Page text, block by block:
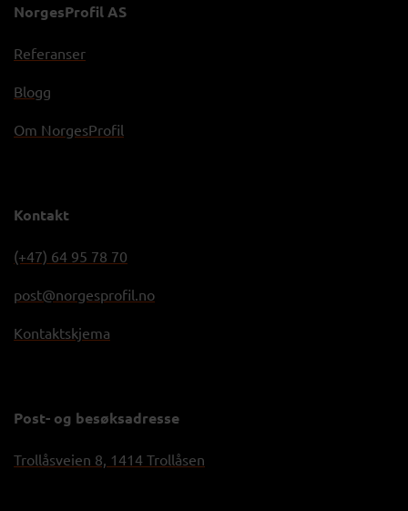
NorgesProfil AS
Referanser
Blogg
Om NorgesProfil
Kontakt
(+47) 64 95 78 70
post@norgesprofil.no
Kontaktskjema
Post- og besøksadresse
Trollåsveien 8, 1414 Trollåsen